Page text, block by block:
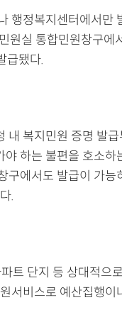
행정복지센터에서만
원실 통합민원창구에
급됐다.
내 복지민원 증명 발
하는 불편을 호소하
구에서도 발급이 가능
.
트 단지 등 상대적으
서비스로 예산집행이